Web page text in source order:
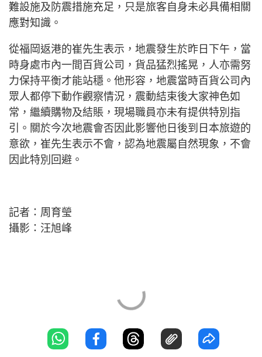
難設施及防震措施充足，只是旅客自身未必具備相關
應對知識。
從福岡返港的崔先生表示，地震發生於昨日下午，當
時身處市內一間百貨公司，貨品猛烈搖晃，人亦需努
力保持平衡才能站穩。他形容，地震當時百貨公司內
眾人都停下動作觀察情況，震動結束後大家神色如
常，繼續購物及結賬，現場職員亦未有提供特別指
引。關於今次地震會否因此影響他日後到日本旅遊的
意欲，崔先生表示不會，認為地震屬自然現象，不會
因此特別回避。
記者：周育瑩
攝影：汪旭峰